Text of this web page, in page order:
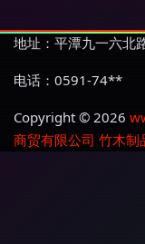
地址：平潭九一六北
电话：0591-74**
Copyright © 2026
商贸有限公司 竹木制